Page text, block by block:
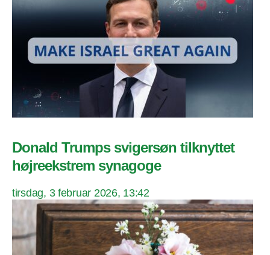
Donald Trumps svigersøn tilknyttet
højreekstrem synagoge
tirsdag, 3 februar 2026, 13:42